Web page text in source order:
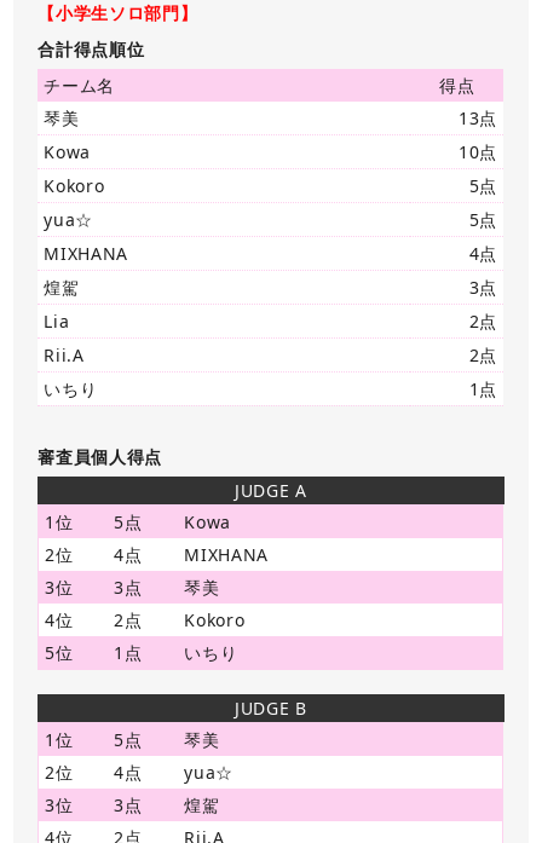
【小学生ソロ部門】
合計得点順位
チーム名
得点
琴美
13点
Kowa
10点
Kokoro
5点
yua☆
5点
MIXHANA
4点
煌駕
3点
Lia
2点
Rii.A
2点
いちり
1点
審査員個人得点
JUDGE A
1位
5点
Kowa
2位
4点
MIXHANA
3位
3点
琴美
4位
2点
Kokoro
5位
1点 いちり
JUDGE B
1位
5点
琴美
2位
4点
yua☆
3位
3点
煌駕
4位
2点 Rii.A